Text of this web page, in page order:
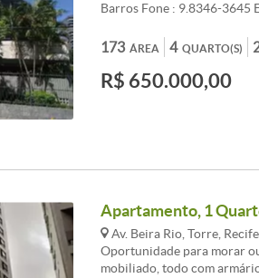
Barros Fone : 9.8346-3645
ÁREA
173 QUARTO(S)
4
R$ 650.000,00
Apartamento, 1
Av. Beira Rio, Torre,
Oportunidade para morar
mobiliado, todo com